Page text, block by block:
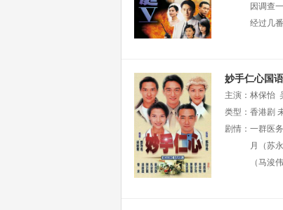
因调查
经过几
妙手仁心国
主演： 林保怡
类型： 香港剧
剧情： 一群医
月（苏
（马浚